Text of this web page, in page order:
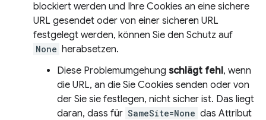
blockiert werden und Ihre Cookies an eine sichere
URL gesendet oder von einer sicheren URL
festgelegt werden, können Sie den Schutz auf
None herabsetzen.
Diese Problemumgehung schlägt fehl, wenn
die URL, an die Sie Cookies senden oder von
der Sie sie festlegen, nicht sicher ist. Das liegt
daran, dass für SameSite=None das Attribut